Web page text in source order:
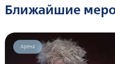
Ближайшие
Арена